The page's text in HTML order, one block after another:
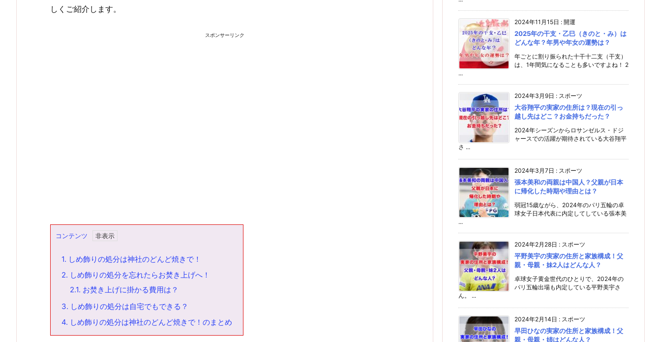
しくご紹介します。
スポンサーリンク
コンテンツ
1. しめ飾りの処分は神社のどんど焼きで！
2. しめ飾りの処分を忘れたらお焚き上げへ！
2.1. お焚き上げに掛かる費用は？
3. しめ飾りの処分は自宅でもできる？
4. しめ飾りの処分は神社のどんど焼きで！のまとめ
2024年11月15日 : 開運
2025年の干支・乙巳（きのと・み）は
どんな年？年男や年女の運勢は？
年ごとに割り振られた十干十二支（干支）
は、1年間気になることも多いですよね！ 2
...
2024年3月9日 : スポーツ
大谷翔平の実家の住所は？現在の引っ
越し先はどこ？お金持ちだった？
2024年シーズンからロサンゼルス・ドジ
ャースでの活躍が期待されている大谷翔平
さ ...
2024年3月7日 : スポーツ
張本美和の両親は中国人？父親が日本
に帰化した時期や理由とは？
弱冠15歳ながら、2024年のパリ五輪の卓
球女子日本代表に内定してしている張本美
...
2024年2月28日 : スポーツ
平野美宇の実家の住所と家族構成！父
親・母親・妹2人はどんな人？
卓球女子黄金世代のひとりで、2024年の
パリ五輪出場も内定している平野美宇さ
ん。 ...
2024年2月14日 : スポーツ
早田ひなの実家の住所と家族構成！父
親・母親・姉はどんな人？